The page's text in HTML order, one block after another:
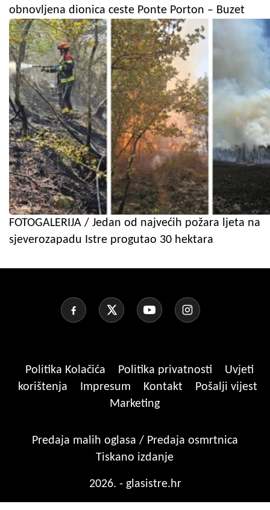
obnovljena dionica ceste Ponte Porton – Buzet
FOTOGALERIJA / Jedan od najvećih požara ljeta na
sjeverozapadu Istre progutao 30 hektara
Politika Kolačića Politika privatnosti
Uvjeti
korištenja
Impresum Kontakt
Pošalji vijest
Marketing
Predaja malih oglasa / Predaja osmrtnica
Tiskano izdanje
2026. - glasistre.hr